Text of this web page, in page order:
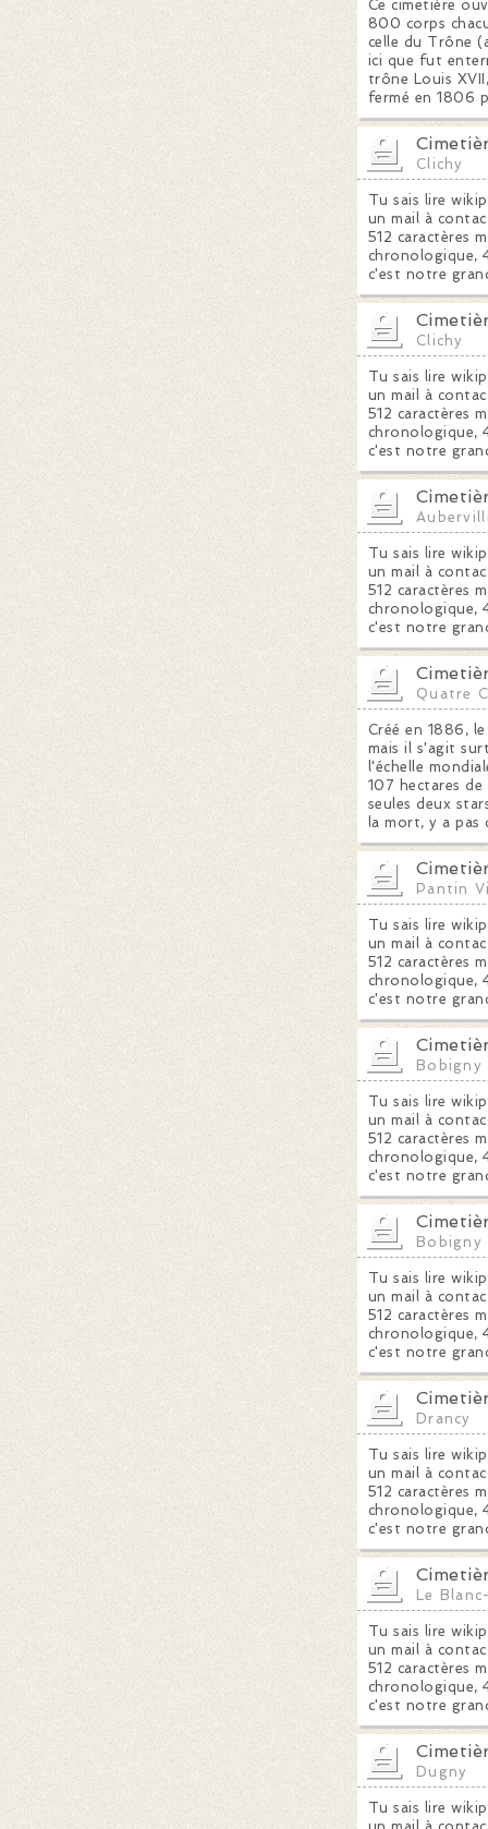
Ce cimetière
800 corps
celle du Trône
ici que fut
trône Louis
fermé en 1806
Clichy
Tu sais lire
un mail à
512 caractères
chronologique,
c'est notre
Clichy
Tu sais lire
un mail à
512 caractères
chronologique,
c'est notre
Tu sais lire
un mail à
512 caractères
chronologique,
c'est notre
Quatre
Créé en 1886,
mais il s'agit
l'échelle
107 hectares
seules deux
la mort, y a pas
Pantin
Tu sais lire
un mail à
512 caractères
chronologique,
c'est notre
Bobigny
Tu sais lire
un mail à
512 caractères
chronologique,
c'est notre
Bobigny
Tu sais lire
un mail à
512 caractères
chronologique,
c'est notre
Drancy
Tu sais lire
un mail à
512 caractères
chronologique,
c'est notre
Le
Tu sais lire
un mail à
512 caractères
chronologique,
c'est notre
Dugny
Tu sais lire